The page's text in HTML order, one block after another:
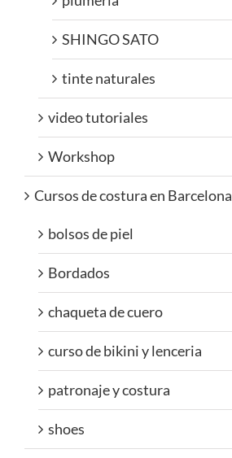
SHINGO SATO
tinte naturales
video tutoriales
Workshop
Cursos de costura en Barcelona
bolsos de piel
Bordados
chaqueta de cuero
curso de bikini y lenceria
patronaje y costura
shoes